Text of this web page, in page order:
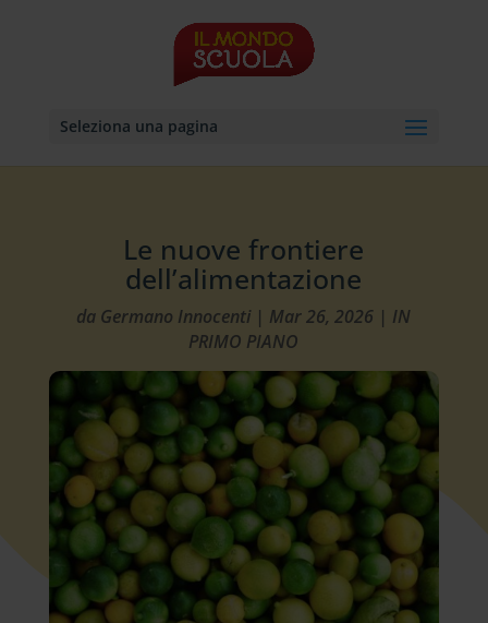
Seleziona una pagina
Le nuove frontiere
dell’alimentazione
da Germano Innocenti | Mar 26, 2026 | IN
PRIMO PIANO